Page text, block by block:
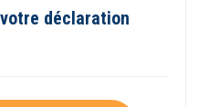
déclaration